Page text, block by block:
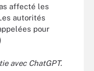
affecté les
autorités
pour
avec ChatGPT.